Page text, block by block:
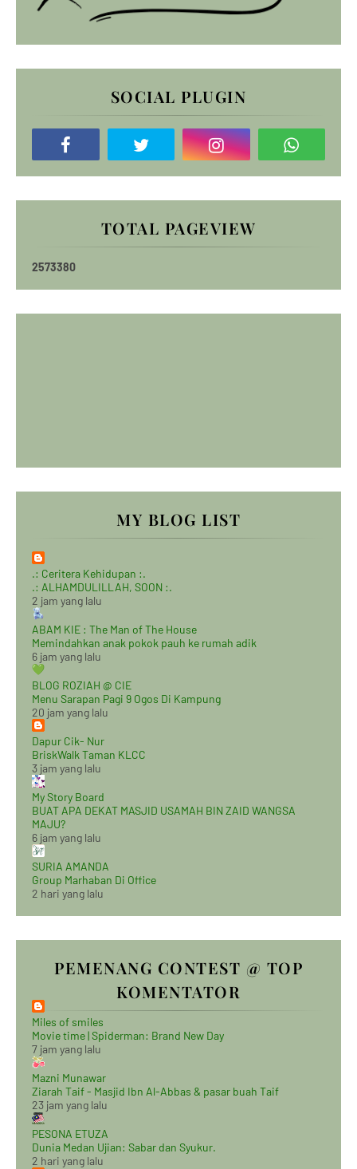
SOCIAL PLUGIN
TOTAL PAGEVIEW
2573380
MY BLOG LIST
.: Ceritera Kehidupan :.
.: ALHAMDULILLAH, SOON :.
2 jam yang lalu
ABAM KIE : The Man of The House
Memindahkan anak pokok pauh ke rumah adik
6 jam yang lalu
BLOG ROZIAH @ CIE
Menu Sarapan Pagi 9 Ogos Di Kampung
20 jam yang lalu
Dapur Cik- Nur
BriskWalk Taman KLCC
3 jam yang lalu
My Story Board
BUAT APA DEKAT MASJID USAMAH BIN ZAID WANGSA
MAJU?
6 jam yang lalu
SURIA AMANDA
Group Marhaban Di Office
2 hari yang lalu
PEMENANG CONTEST @ TOP
KOMENTATOR
Miles of smiles
Movie time | Spiderman: Brand New Day
7 jam yang lalu
Mazni Munawar
Ziarah Taif - Masjid Ibn Al-Abbas & pasar buah Taif
23 jam yang lalu
PESONA ETUZA
Dunia Medan Ujian: Sabar dan Syukur.
2 hari yang lalu